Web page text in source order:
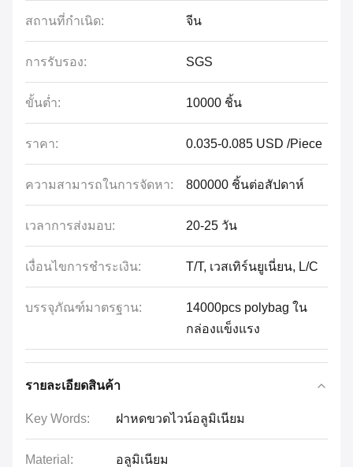
สถานที่กำเนิด: จีน
การรับรอง: SGS
ขั้นต่ำ: 10000 ชิ้น
ราคา: 0.035-0.085 USD /Piece
ความสามารถในการจัดหา: 800000 ชิ้นต่อสัปดาห์
เวลาการส่งมอบ: 20-25 วัน
เงื่อนไขการชำระเงิน: T/T, เวสเทิร์นยูเนี่ยน, L/C
บรรจุภัณฑ์มาตรฐาน:
14000pcs polybag ใน
กล่องแข็งแรง
รายละเอียดสินค้า
Key Words: ฝาหดขวดไวน์อลูมิเนียม
Material: อลูมิเนียม